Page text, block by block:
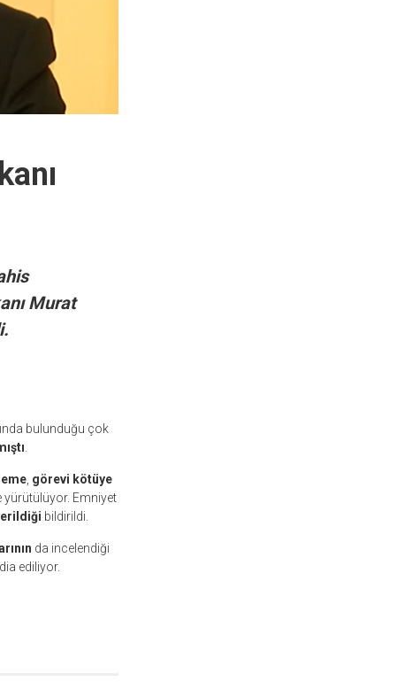
Murat
bulunduğu çok
, görevi kötüye
yürütülüyor. Emniyet
bildirildi.
da incelendiği
ediliyor.